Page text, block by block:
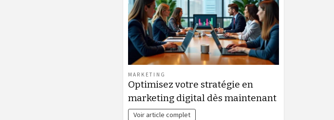
MARKETING
Optimisez votre stratégie en
marketing digital dès maintenant
Voir article complet